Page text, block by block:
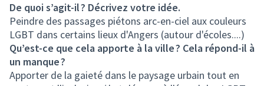
De quoi s’agit-il ? Décrivez votre idée.
Peindre des passages piétons arc-en-ciel aux couleurs
LGBT dans certains lieux d'Angers (autour d'écoles....)
Qu’est-ce que cela apporte à la ville ? Cela répond-il à
un manque ?
Apporter de la gaieté dans le paysage urbain tout en